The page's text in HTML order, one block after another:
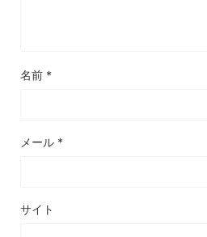
名前 *
メール *
サイト